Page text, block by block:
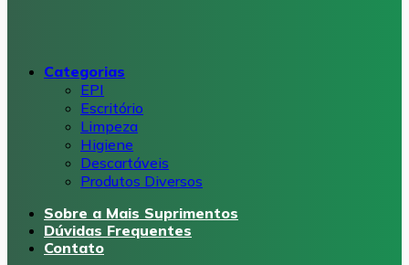
Categorias
EPI
Escritório
Limpeza
Higiene
Descartáveis
Produtos Diversos
Sobre a Mais Suprimentos
Dúvidas Frequentes
Contato